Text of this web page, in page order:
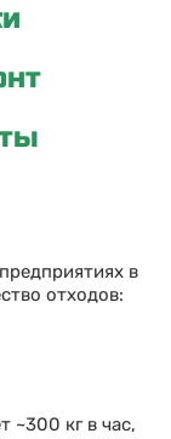
в
отходов:
~300 кг в час,